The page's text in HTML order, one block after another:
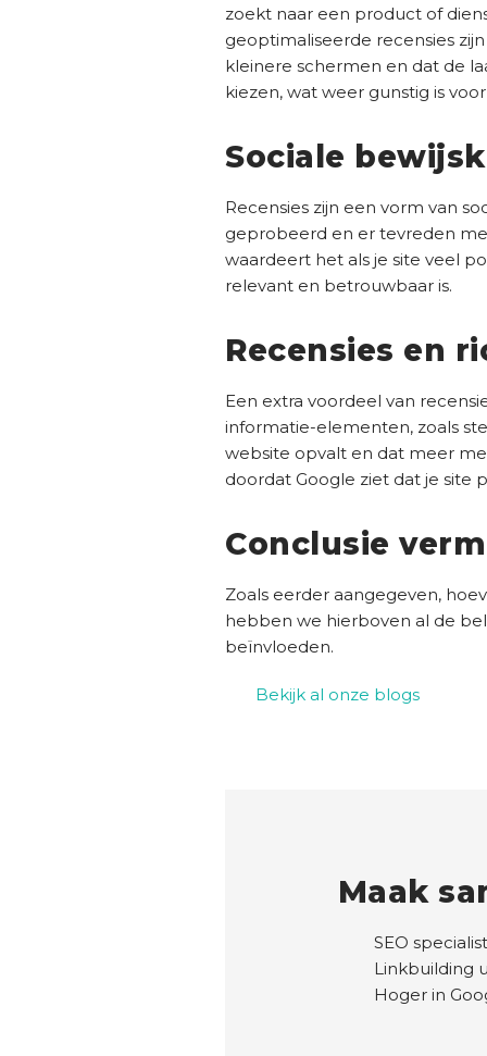
zoekt naar een product of
geoptimaliseerde recensies
kleinere schermen en dat de
kiezen, wat weer gunstig is voor
Sociale
Recensies zijn een vorm van
geprobeerd en er tevreden
waardeert het als je site veel
relevant en betrouwbaar is.
Recensies en
Een extra voordeel van
informatie-elementen, zoals
website opvalt en dat meer
doordat Google ziet dat je site
Conclusie
Zoals eerder aangegeven,
hebben we hierboven al de
beïnvloeden.
Maak
SEO specialist
Linkbuilding
Hoger in
Bekijk al onze blogs